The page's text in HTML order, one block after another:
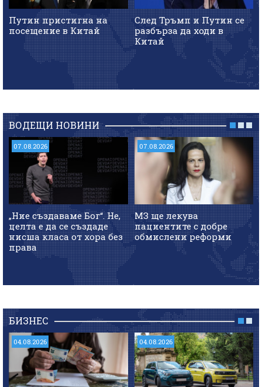
Путин пристигна на
посещение в Китай
След Тръмп и Путин се
разбърза да ходи в
Китай
ВОДЕЩИ НОВИНИ
07.08.2026
„Ние създаваме Бог“. Не,
целта е да се създаде
нисша класа от хора без
права
07.08.2026
МЗ ще лекува
пациентите с добре
обмислени реформи
БИЗНЕС
04.08.2026 04.08.2026